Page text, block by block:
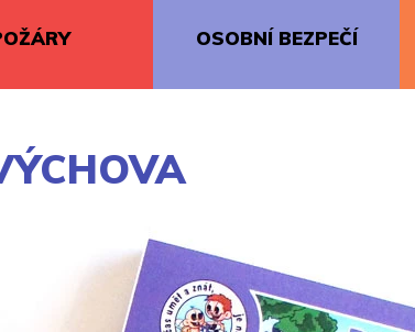
OSOBNÍ BEZPEČÍ